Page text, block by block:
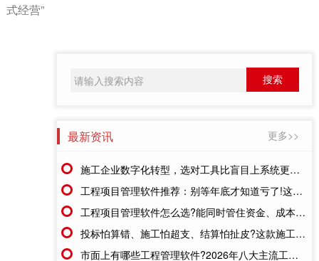
式经营”
最新资讯 更多>>
施工企业数字化转型，选对工具比盲目上系统更重要
工程项目管理软件推荐：别等年底才知道亏了!这套系统让每一分钱都有迹可循
工程项目管理软件怎么选?能同时管住资金、成本、进度的才靠谱
投标怕算错、施工怕超支、结算怕扯皮?这款施工成本管理系统一招全解决
市面上有哪些工程管理软件?2026年八大主流工具深度盘点